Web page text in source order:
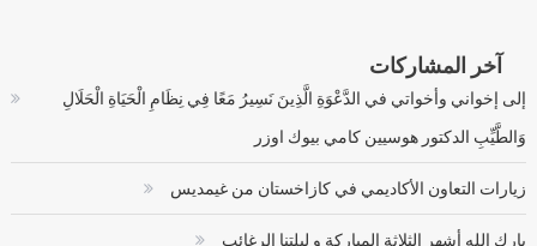
آخر المشاركات
إلى إخواني وأخواتي في الدَّعْوَةِ الَّذِينَ نَسِيرُ مَعًا فِي نِظَامِ الْحَيَاةِ الْحَلَالِ
وَالطَّيِّبِ الدكتور هوسيين كامي بيوك اوزر
زيارات التعاون الأكاديمي في كازاخستان من غيمديس
بارك الله أشهر الثلاثة المباركة و ليلتنا الرغائب